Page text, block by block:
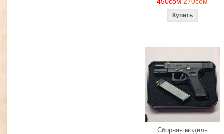
Сборная модель